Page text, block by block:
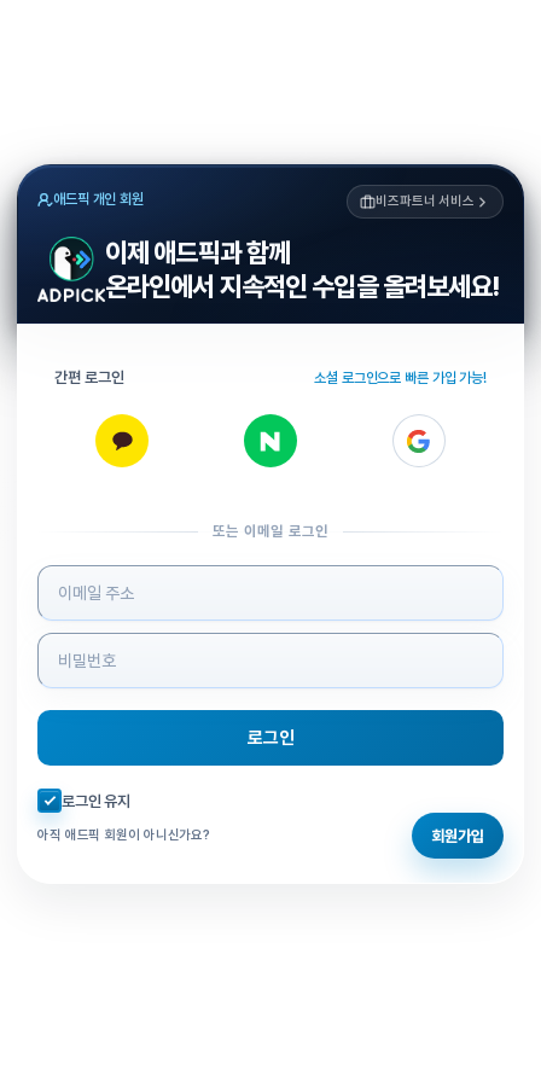
애드픽 개인 회원 비즈파트너 서비스
이제 애드픽과 함께
온라인에서 지속적인 수입을 올려보세요!
간편 로그인 소셜 로그인으로 빠른 가입 가능!
또는 이메일 로그인
로그인 정보 입력
로그인
자동로그인 체크
로그인 유지
아직 애드픽 회원이 아니신가요? 회원가입